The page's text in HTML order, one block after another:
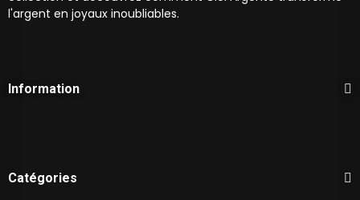
l'argent en joyaux inoubliables.
Information
Catégories